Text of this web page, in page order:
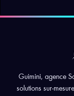
Guimini, agence
solutions sur-